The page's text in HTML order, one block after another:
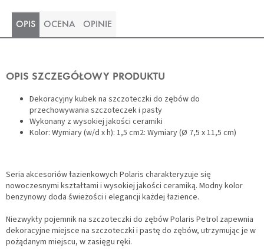
OPIS OCENA OPINIE
OPIS SZCZEGÓŁOWY PRODUKTU
Dekoracyjny kubek na szczoteczki do zębów do
przechowywania szczoteczek i pasty
Wykonany z wysokiej jakości ceramiki
Kolor: Wymiary (w/d x h): 1,5 cm2: Wymiary (Ø 7,5 x 11,5 cm)
Seria akcesoriów łazienkowych Polaris charakteryzuje się
nowoczesnymi kształtami i wysokiej jakości ceramiką. Modny kolor
benzynowy doda świeżości i elegancji każdej łazience.
Niezwykły pojemnik na szczoteczki do zębów Polaris Petrol zapewnia
dekoracyjne miejsce na szczoteczki i pastę do zębów, utrzymując je w
pożądanym miejscu, w zasięgu ręki.